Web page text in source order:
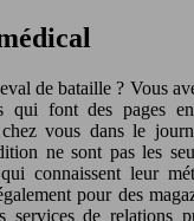
de bataille ? Vous
qui font des pages
vous dans le
ne sont pas les
connaissent leur
pour des
services de relations